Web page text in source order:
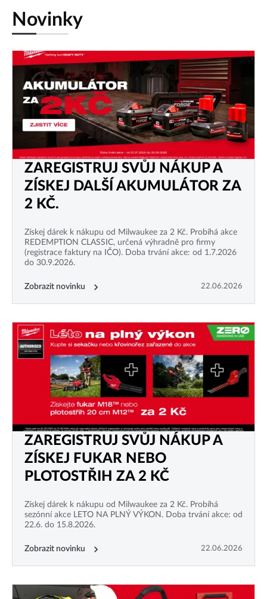
Novinky
ZAREGISTRUJ SVŮJ NÁKUP A
ZÍSKEJ DALŠÍ AKUMULÁTOR ZA
2 KČ.
Získej dárek k nákupu od Milwaukee za 2 Kč. Probíhá akce
REDEMPTION CLASSIC, určená výhradně pro firmy
(registrace faktury na IČO). Doba trvání akce: od 1.7.2026
do 30.9.2026.
Zobrazit novinku 22.06.2026
ZAREGISTRUJ SVŮJ NÁKUP A
ZÍSKEJ FUKAR NEBO
PLOTOSTŘIH ZA 2 KČ
Získej dárek k nákupu od Milwaukee za 2 Kč. Probíhá
sezónní akce LETO NA PLNÝ VÝKON. Doba trvání akce: od
22.6. do 15.8.2026.
Zobrazit novinku 22.06.2026